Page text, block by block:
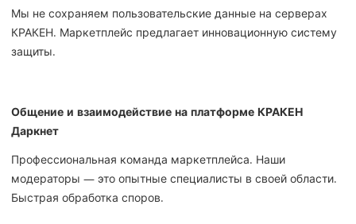
Мы не сохраняем пользовательские данные на серверах
КРАКЕН. Маркетплейс предлагает инновационную систему
защиты.
Общение и взаимодействие на платформе КРАКЕН
Даркнет
Профессиональная команда маркетплейса. Наши
модераторы — это опытные специалисты в своей области.
Быстрая обработка споров.